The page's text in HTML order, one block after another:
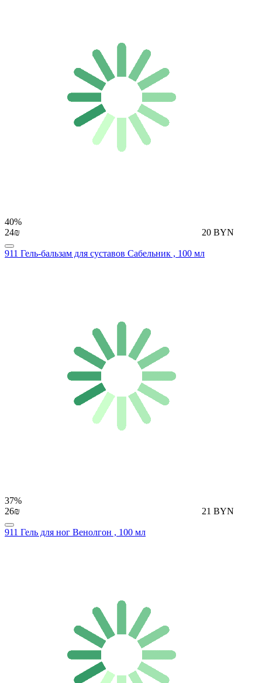
40%
24₪
20 BYN
911 Гель-бальзам для суставов Сабельник , 100 мл
37%
26₪
21 BYN
911 Гель для ног Венолгон , 100 мл